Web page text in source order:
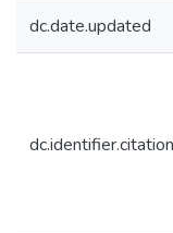
dc.date.updated
dc.identifier.citation